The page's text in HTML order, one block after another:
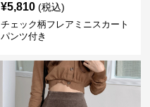
¥5,810 (税込)
チェック柄フレアミニスカート
パンツ付き